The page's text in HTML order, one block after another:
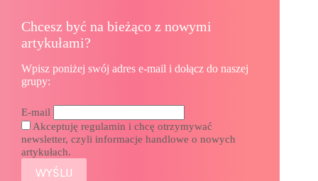
Chcesz być na bieżąco z nowymi
artykułami?
Wpisz poniżej swój adres e-mail i dołącz do naszej
grupy:
E-mail
Akceptuję regulamin i chcę otrzymywać
newsletter, czyli informacje handlowe o nowych
artykułach.